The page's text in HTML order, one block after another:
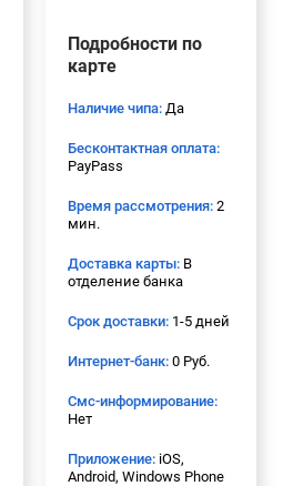
Подробности по
карте
Наличие чипа: Да
Бесконтактная оплата:
PayPass
Время рассмотрения: 2
мин.
Доставка карты: В
отделение банка
Срок доставки: 1-5 дней
Интернет-банк: 0 Руб.
Смс-информирование:
Нет
Приложение: iOS,
Android, Windows Phone